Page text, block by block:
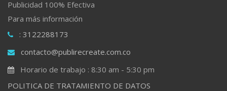
Publicidad 100% Efectiva
Para más información
: 3122288173
contacto@publirecreate.com.co
Horario de trabajo : 8:30 am - 5:30 pm
POLITICA DE TRATAMIENTO DE DATOS